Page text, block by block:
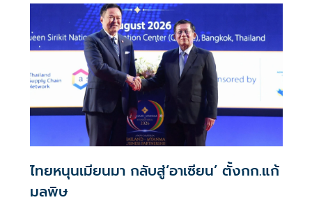
ไทยหนุนเมียนมา กลับสู่‘อาเซียน’ ตั้งกก.แก้
มลพิษ